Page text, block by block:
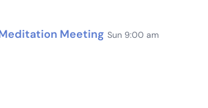
Meeting Sun 9:00 am